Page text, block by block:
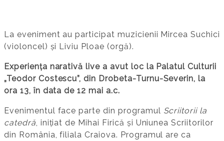
La eveniment au participat muzicienii Mircea Suchici
(violoncel) și Liviu Ploae (orgă).
Experiența narativă live a avut loc la Palatul Culturii
„Teodor Costescu”, din Drobeta-Turnu-Severin, la
ora 13, în data de 12 mai a.c.
Evenimentul face parte din programul Scriitorii la
catedră, inițiat de Mihai Firică și Uniunea Scriitorilor
din România, filiala Craiova. Programul are ca